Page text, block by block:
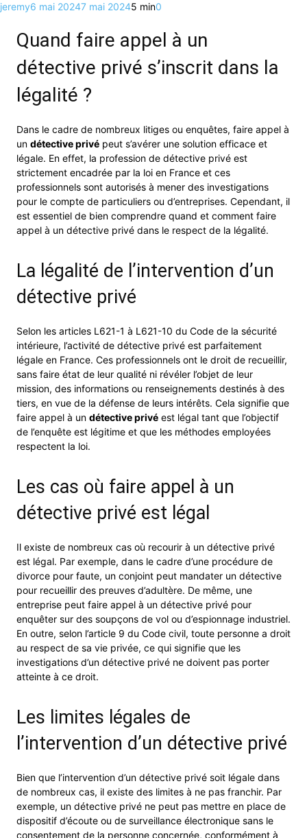
jeremy6 mai 20247 mai 20245 min0
Quand faire appel à un
détective privé s’inscrit dans la
légalité ?
Dans le cadre de nombreux litiges ou enquêtes, faire appel à
un détective privé peut s’avérer une solution efficace et
légale. En effet, la profession de détective privé est
strictement encadrée par la loi en France et ces
professionnels sont autorisés à mener des investigations
pour le compte de particuliers ou d’entreprises. Cependant, il
est essentiel de bien comprendre quand et comment faire
appel à un détective privé dans le respect de la légalité.
La légalité de l’intervention d’un
détective privé
Selon les articles L621-1 à L621-10 du Code de la sécurité
intérieure, l’activité de détective privé est parfaitement
légale en France. Ces professionnels ont le droit de recueillir,
sans faire état de leur qualité ni révéler l’objet de leur
mission, des informations ou renseignements destinés à des
tiers, en vue de la défense de leurs intérêts. Cela signifie que
faire appel à un détective privé est légal tant que l’objectif
de l’enquête est légitime et que les méthodes employées
respectent la loi.
Les cas où faire appel à un
détective privé est légal
Il existe de nombreux cas où recourir à un détective privé
est légal. Par exemple, dans le cadre d’une procédure de
divorce pour faute, un conjoint peut mandater un détective
pour recueillir des preuves d’adultère. De même, une
entreprise peut faire appel à un détective privé pour
enquêter sur des soupçons de vol ou d’espionnage industriel.
En outre, selon l’article 9 du Code civil, toute personne a droit
au respect de sa vie privée, ce qui signifie que les
investigations d’un détective privé ne doivent pas porter
atteinte à ce droit.
Les limites légales de
l’intervention d’un détective privé
Bien que l’intervention d’un détective privé soit légale dans
de nombreux cas, il existe des limites à ne pas franchir. Par
exemple, un détective privé ne peut pas mettre en place de
dispositif d’écoute ou de surveillance électronique sans le
consentement de la personne concernée, conformément à